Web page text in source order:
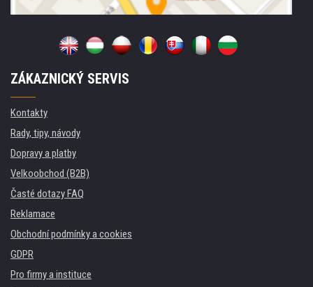
ZÁKAZNICKÝ SERVIS
Kontakty
Rady, tipy, návody
Dopravy a platby
Velkoobchod (B2B)
Časté dotazy FAQ
Reklamace
Obchodní podmínky a cookies
GDPR
Pro firmy a instituce